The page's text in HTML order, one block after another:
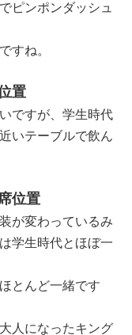
ピンポンダッシュ
すね。
置
ですが、学生時代
いテーブルで飲ん
位置
が変わっているみ
学生時代とほぼ一
とんど一緒です
人になったキング